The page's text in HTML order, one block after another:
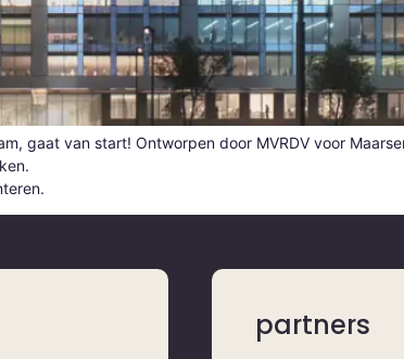
gaat van start! Ontworpen door MVRDV voor
partners